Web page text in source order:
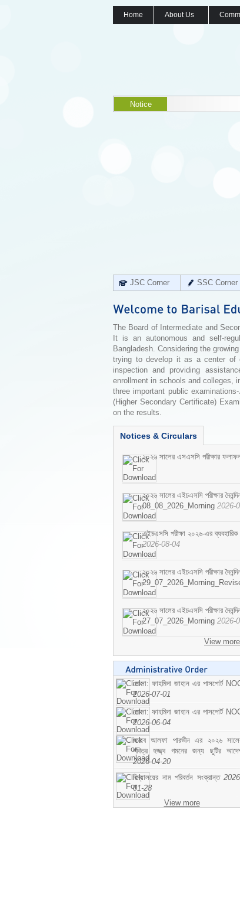
Home About Us
Notice
JSC Corner SSC Corner
The Board of Intermediate and
It is an autonomous and self-
Bangladesh. Considering the
trying to develop it as a center of
inspection and providing
enrollment in schools and colleges,
three important public
(Higher Secondary Certificate)
on the results.
Notices & Circulars
২০২৬ সালের এসএসসি পরীক্ষার
২০২৬ সালের এইচএসসি পরীক্ষার
08_08_2026_Morning 2026-
এইচএসসি পরীক্ষা ২০২৬-এর ব্যবহারিক
2026-08-04
২০২৬ সালের এইচএসসি পরীক্ষার
২০২৬ সালের এইচএসসি পরীক্ষার
27_07_2026_Morning 2026-
View more
মোসা: ফাহমিদা জাহান এর পাসপোর্ট
2026-07-01
মোসা: ফাহমিদা জাহান এর পাসপোর্ট
2026-06-04
জনাব আলফা পারভীন এর ২০২৬
পবিত্র হজ্জ্ব গমনের জন্য ছুটির
2026-04-20
বিদ্যালয়ের নাম পরিবর্তন সংক্রান্ত
01-28
View more